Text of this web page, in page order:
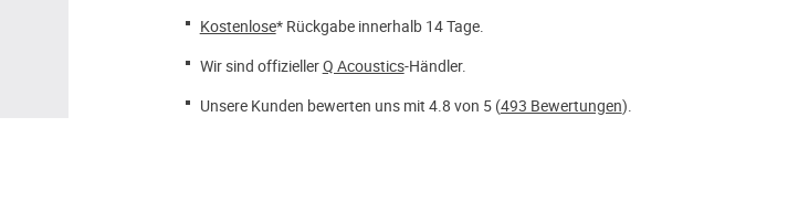
Kostenlose* Rückgabe innerhalb 14 Tage.
Wir sind offiziellerQ Acoustics-Händler.
Unsere Kunden bewerten uns mit 4.8 von 5 (493 Bewertungen).